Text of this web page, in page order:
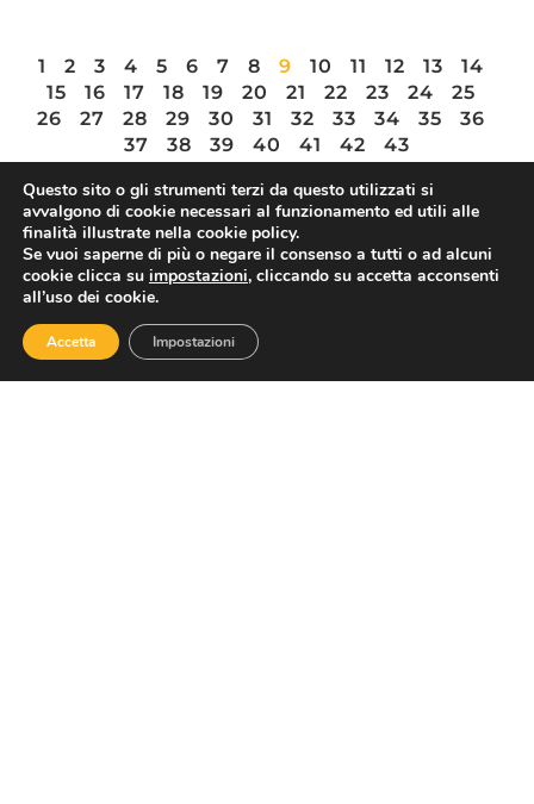
1 2 3 4 5 6 7 8 9 10 11 12 13
14
15
16 17 18 19 20 21 22 23 24
25
26
27 28 29 30 31 32 33 34 35
36
37
38 39 40 41 42 43
ASSOTURISMO
Questo sito o gli strumenti terzi da questo utilizzati si
avvalgono di cookie necessari al funzionamento ed utili alle
finalità illustrate nella cookie policy.
Se vuoi saperne di più o negare il consenso a tutti o ad alcuni
cookie clicca su impostazioni, cliccando su accetta acconsenti
all’uso dei cookie.
Accetta Impostazioni